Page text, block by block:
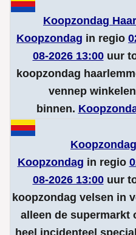
Koopzondag
Koopzondag in regio
08-2026 13:00uur
koopzondag
vennep
binnen.
Koopzondag in regio
08-2026 13:00uur
koopzondag velsen in
alleen de supermarkt
heel incidenteel